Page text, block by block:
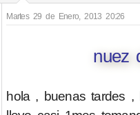
Martes 29 de Enero, 2013 20:26
nuez
hola , buenas tardes ,